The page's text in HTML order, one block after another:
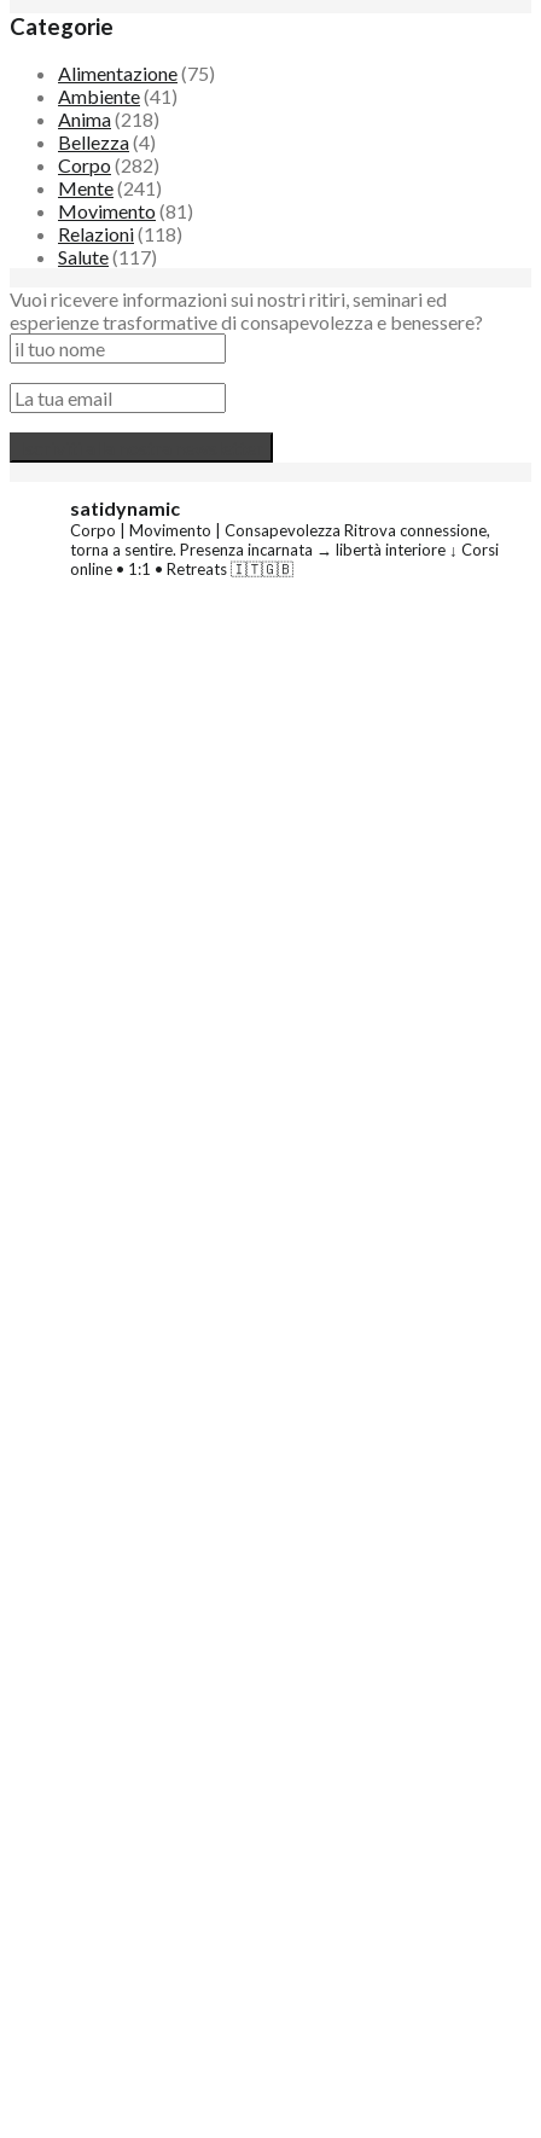
Categorie
Alimentazione(75)
Ambiente(41)
Anima(218)
Bellezza(4)
Corpo (282)
Mente(241)
Movimento (81)
Relazioni(118)
Salute(117)
Vuoi ricevere informazioni sui nostri ritiri, seminari ed
esperienze trasformative di consapevolezza e benessere?
satidynamic
Corpo | Movimento | Consapevolezza Ritrova connessione,
torna a sentire. Presenza incarnata → libertà interiore ↓ Corsi
online • 1:1 • Retreats 🇮🇹🇬🇧